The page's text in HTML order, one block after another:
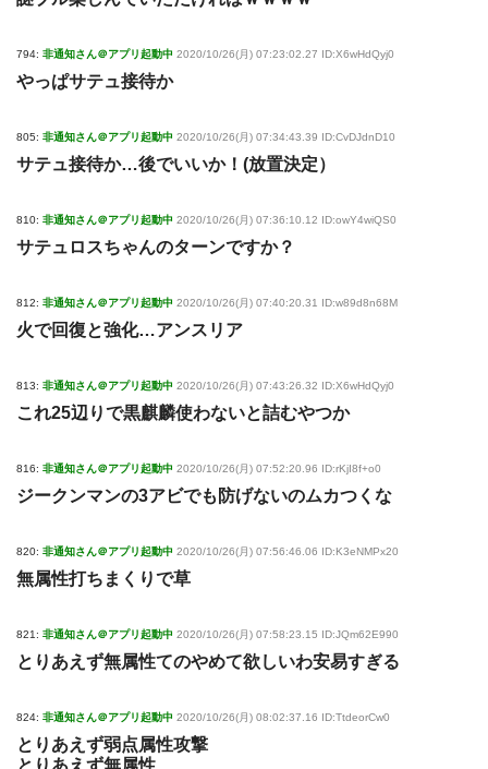
794: 非通知さん＠アプリ起動中 2020/10/26(月) 07:23:02.27 ID:X6wHdQyj0
やっぱサテュ接待か
805: 非通知さん＠アプリ起動中 2020/10/26(月) 07:34:43.39 ID:CvDJdnD10
サテュ接待か…後でいいか！(放置決定）
810: 非通知さん＠アプリ起動中 2020/10/26(月) 07:36:10.12 ID:owY4wiQS0
サテュロスちゃんのターンですか？
812: 非通知さん＠アプリ起動中 2020/10/26(月) 07:40:20.31 ID:w89d8n68M
火で回復と強化…アンスリア
813: 非通知さん＠アプリ起動中 2020/10/26(月) 07:43:26.32 ID:X6wHdQyj0
これ25辺りで黒麒麟使わないと詰むやつか
816: 非通知さん＠アプリ起動中 2020/10/26(月) 07:52:20.96 ID:rKjI8f+o0
ジークンマンの3アビでも防げないのムカつくな
820: 非通知さん＠アプリ起動中 2020/10/26(月) 07:56:46.06 ID:K3eNMPx20
無属性打ちまくりで草
821: 非通知さん＠アプリ起動中 2020/10/26(月) 07:58:23.15 ID:JQm62E990
とりあえず無属性てのやめて欲しいわ安易すぎる
824: 非通知さん＠アプリ起動中 2020/10/26(月) 08:02:37.16 ID:TtdeorCw0
とりあえず弱点属性攻撃
とりあえず無属性